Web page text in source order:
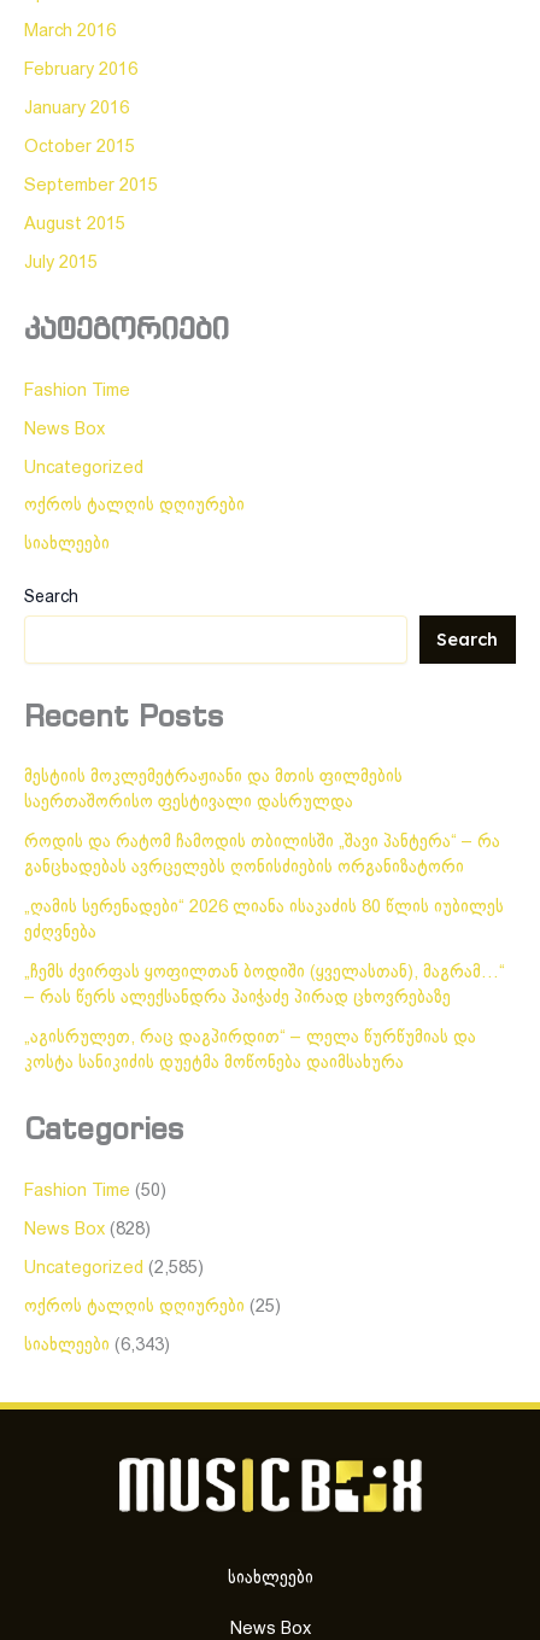
March 2016
February 2016
January 2016
October 2015
September 2015
August 2015
July 2015
კატეგორიები
Fashion Time
News Box
Uncategorized
ოქროს ტალღის დღიურები
სიახლეები
Search
Search
Recent Posts
მესტიის მოკლემეტრაჟიანი და მთის ფილმების
საერთაშორისო ფესტივალი დასრულდა
როდის და რატომ ჩამოდის თბილისში „შავი პანტერა“ – რა
განცხადებას ავრცელებს ღონისძიების ორგანიზატორი
„ღამის სერენადები“ 2026 ლიანა ისაკაძის 80 წლის იუბილეს
ეძღვნება
„ჩემს ძვირფას ყოფილთან ბოდიში (ყველასთან), მაგრამ…“
– რას წერს ალექსანდრა პაიჭაძე პირად ცხოვრებაზე
„აგისრულეთ, რაც დაგპირდით“ – ლელა წურწუმიას და
კოსტა სანიკიძის დუეტმა მოწონება დაიმსახურა
Categories
Fashion Time (50)
News Box (828)
Uncategorized (2,585)
ოქროს ტალღის დღიურები (25)
სიახლეები (6,343)
სიახლეები
News Box